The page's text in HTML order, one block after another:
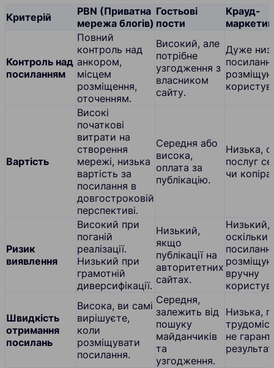
Критерій
PBN (Приватна
мережа блогів)
Гостьові
пости
Крауд-
Контроль над
посиланням
Повний
контроль над
анкором,
місцем
розміщення,
оточенням.
Високий, але
потрібне
узгодження з
власником
сайту.
Дуже
Вартість
Високі
початкові
витрати на
створення
мережі, низька
вартість за
посилання в
довгостроковій
перспективі.
Середня або
висока,
оплата за
публікацію.
Низька,
послуг
чи
Ризик
виявлення
Високий при
поганій
реалізації.
Низький при
грамотній
диверсифікації.
Низький,
якщо
публікації на
авторитетних
сайтах.
Низький,
оскільки
вручну
Швидкість
отримання
посилань
Висока, ви самі
вирішуєте,
коли
розміщувати
посилання.
Середня,
залежить від
пошуку
майданчиків
та
узгодження.
Низька,
не